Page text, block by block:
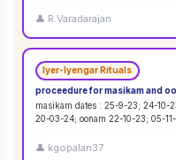
👤 R.Varadarajan
Iyer-Iyengar Rituals
proceedure for masikam and
masikam dates : 25-9-23; 24-10-
👤 kgopalan37